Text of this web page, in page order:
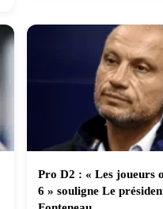
Pro D2 : « Les joueurs
6 » souligne Le